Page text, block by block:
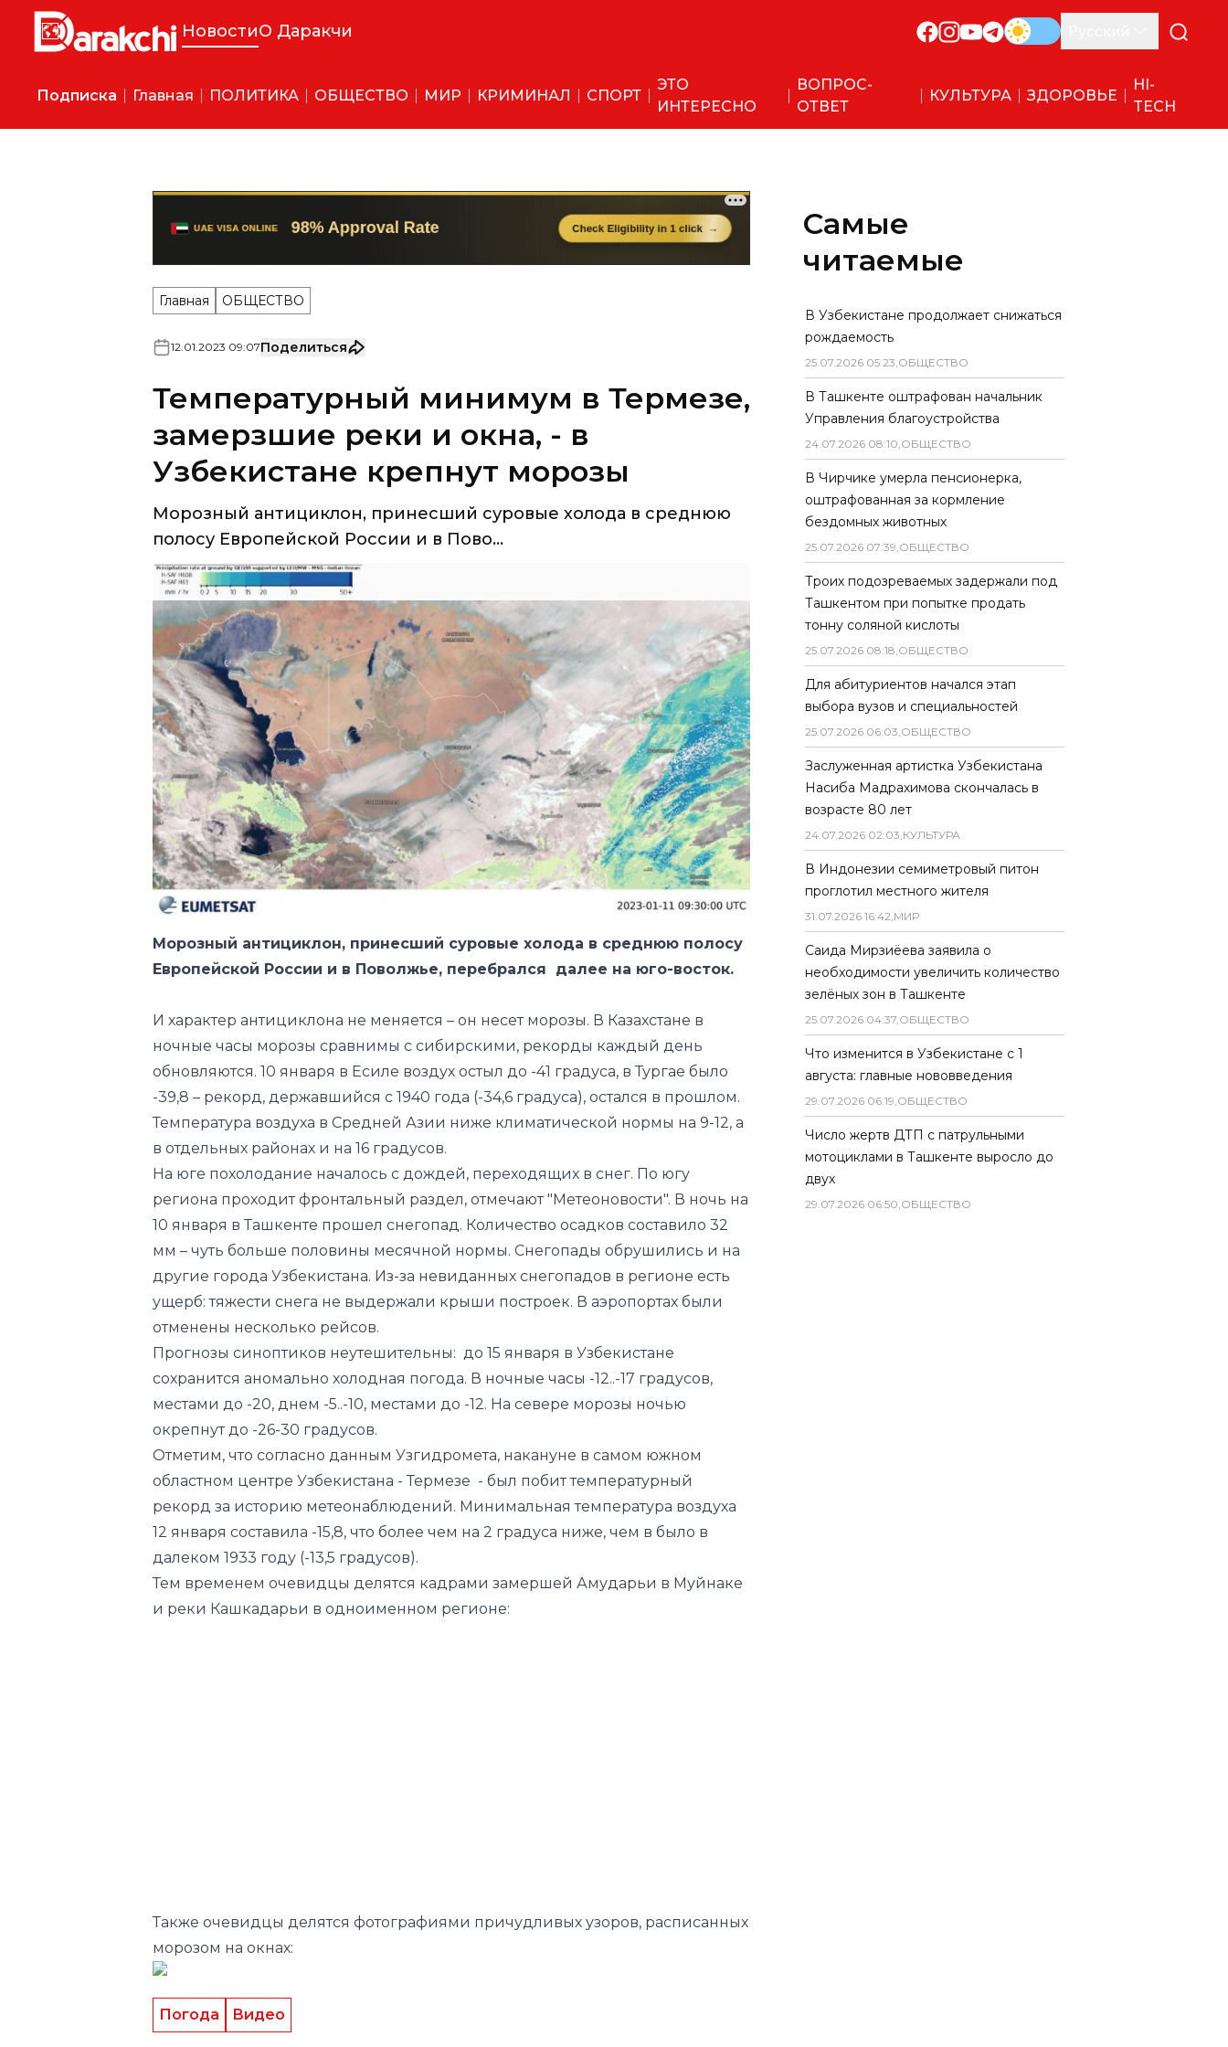
НовостиО Даракчи
Подписка Главная ПОЛИТИКА ОБЩЕСТВО МИР КРИМИНАЛ СПОРТ
ЭТО
ИНТЕРЕСНО
ВОПРОС-
ОТВЕТ
КУЛЬТУРА ЗДОРОВЬЕ
HI-
TECH
Главная ОБЩЕСТВО
Температурный минимум в Термезе,
замерзшие реки и окна, - в
Узбекистане крепнут морозы
Морозный антициклон, принесший суровые холода в среднюю
полосу Европейской России и в Пово...
Морозный антициклон, принесший суровые холода в среднюю полосу
Европейской России и в Поволжье, перебрался далее на юго-восток.
И характер антициклона не меняется – он несет морозы. В Казахстане в
ночные часы морозы сравнимы с сибирскими, рекорды каждый день
-39,8 – рекорд, державшийся с 1940 года (-34,6 градуса), остался в прошлом.
Температура воздуха в Средней Азии ниже климатической нормы на 9-12, а
в отдельных районах и на 16 градусов.
На юге похолодание началось с дождей, переходящих в снег. По югу
региона проходит фронтальный раздел, отмечают "Метеоновости". В ночь на
10 января в Ташкенте прошел снегопад. Количество осадков составило 32
мм – чуть больше половины месячной нормы. Снегопады обрушились и на
другие города Узбекистана. Из-за невиданных снегопадов в регионе есть
ущерб: тяжести снега не выдержали крыши построек. В аэропортах были
отменены несколько рейсов.
Прогнозы синоптиков неутешительны: до 15 января в Узбекистане
сохранится аномально холодная погода. В ночные часы -12..-17 градусов,
местами до -20, днем -5..-10, местами до -12. На севере морозы ночью
окрепнут до -26-30 градусов.
Отметим, что согласно данным Узгидромета, накануне в самом южном
областном центре Узбекистана - Термезе - был побит температурный
рекорд за историю метеонаблюдений. Минимальная температура воздуха
12 января составила -15,8, что более чем на 2 градуса ниже, чем в было в
далеком 1933 году (-13,5 градусов).
Тем временем очевидцы делятся кадрами замершей Амударьи в Муйнаке
и реки Кашкадарьи в одноименном регионе:
Самые
читаемые
В Узбекистане продолжает снижаться
рождаемость
25.07.2026 05:23,ОБЩЕСТВО
В Ташкенте оштрафован начальник
Управления благоустройства
24.07.2026 08:10,ОБЩЕСТВО
В Чирчике умерла пенсионерка,
оштрафованная за кормление
бездомных животных
25.07.2026 07:39,ОБЩЕСТВО
Троих подозреваемых задержали под
Ташкентом при попытке продать
тонну соляной кислоты
25.07.2026 08:18,ОБЩЕСТВО
Для абитуриентов начался этап
выбора вузов и специальностей
25.07.2026 06:03,ОБЩЕСТВО
Заслуженная артистка Узбекистана
Насиба Мадрахимова скончалась в
возрасте 80 лет
24.07.2026 02:03,КУЛЬТУРА
В Индонезии семиметровый питон
проглотил местного жителя
31.07.2026 16:42,МИР
Саида Мирзиёева заявила о
необходимости увеличить количество
зелёных зон в Ташкенте
25.07.2026 04:37,ОБЩЕСТВО
Что изменится в Узбекистане с 1
августа: главные нововведения
29.07.2026 06:19,ОБЩЕСТВО
Число жертв ДТП с патрульными
мотоциклами в Ташкенте выросло до
двух
29.07.2026 06:50,ОБЩЕСТВО